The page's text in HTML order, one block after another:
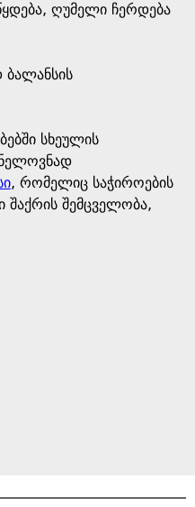
ღუმელი ჩერდება
ბალანსის
სხეულის
, რომელიც საჭიროების
შაქრის შემცველობა,